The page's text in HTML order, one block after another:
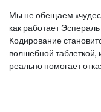
Мы не обещаем «чудес
как работает
Кодирование
волшебной
реально помогает